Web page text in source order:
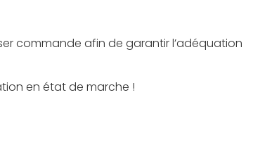
commande afin de garantir l’adéquation
en état de marche !